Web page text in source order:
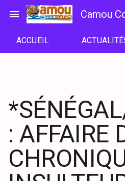
menu Camou
ACCUEIL
: AFFAIRE